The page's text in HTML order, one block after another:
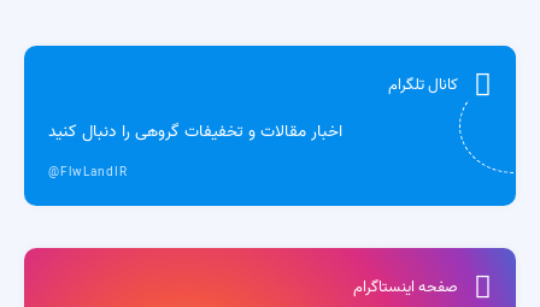
کانال تلگرام
اخبار مقالات و تخفیفات گروهی را دنبال کنید
@FlwLandIR
صفحه اینستاگرام